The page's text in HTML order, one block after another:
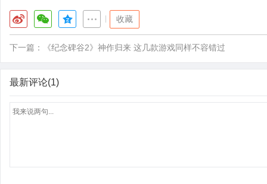
收藏
下一篇： 《纪念碑谷2》神作归来 这几款游戏同样不容错过
最新评论(1)